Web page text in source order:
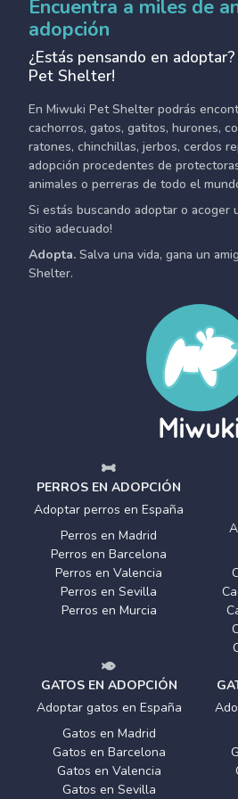
Encuentra a miles de
adopción
¿Estás pensando en
Pet Shelter!
En Miwuki Pet Shelter podrás
cachorros, gatos, gatitos, hurones,
ratones, chinchillas, jerbos, cerdos
adopción procedentes de
animales o perreras de todo el
Si estás buscando adoptar o acoger
sitio adecuado!
Adopta. Salva una vida, gana un
Shelter.
PERROS EN ADOPCIÓN
Adoptar perros en España
Perros en Madrid
Perros en Barcelona
Perros en Valencia
Perros en Sevilla
Perros en Murcia
GATOS EN ADOPCIÓN
Adoptar gatos en España
Gatos en Madrid
Gatos en Barcelona
Gatos en Valencia
Gatos en Sevilla